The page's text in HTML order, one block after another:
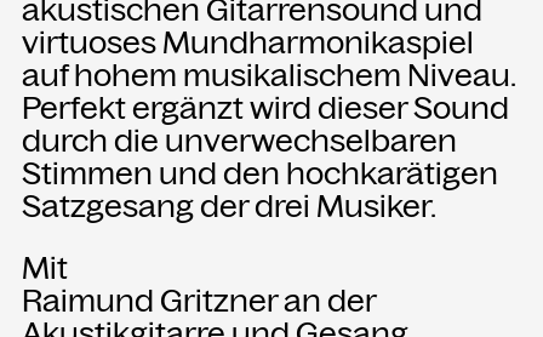
+43 5574 82731
office@kammgarn.at
NEWSLETTER
Einmal wöchentlich informieren wir
Kammgarn. Jetzt anmelden und
nichts mehr verpassen.
akustischen Gitarrensound und
virtuoses Mundharmonikaspiel
auf hohem musikalischem Niveau.
Perfekt ergänzt wird dieser Sound
durch die unverwechselbaren
Stimmen und den hochkarätigen
Satzgesang der drei Musiker.
Mit
Raimund Gritzner an der